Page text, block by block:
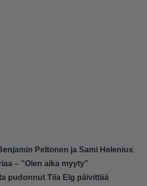
Peltonen ja Sami Helenius
– ”Olen aika myyty”
pudonnut Tiia Elg päivittää